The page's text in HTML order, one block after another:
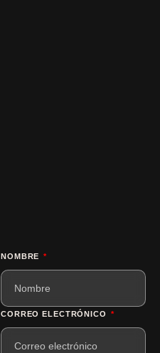
NOMBRE
CORREO ELECTRÓNICO